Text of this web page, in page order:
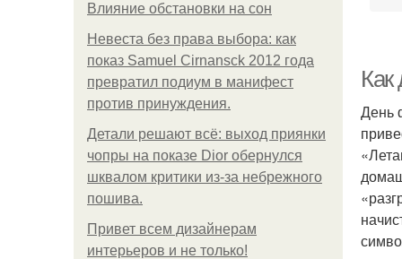
Влияние обстановки на сон
Невеста без права выбора: как
показ Samuel Cirnansck 2012 года
превратил подиум в манифест
против принуждения.
Детали решают всё: выход приянки
чопры на показе Dior обернулся
шквалом критики из-за небрежного
пошива.
Привет всем дизайнерам
интерьеров и не только!
День